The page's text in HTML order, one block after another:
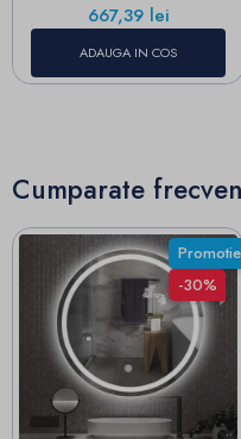
Pret
667,39 lei
ADAUGA IN COS
Cumparate
Promotie
-30%